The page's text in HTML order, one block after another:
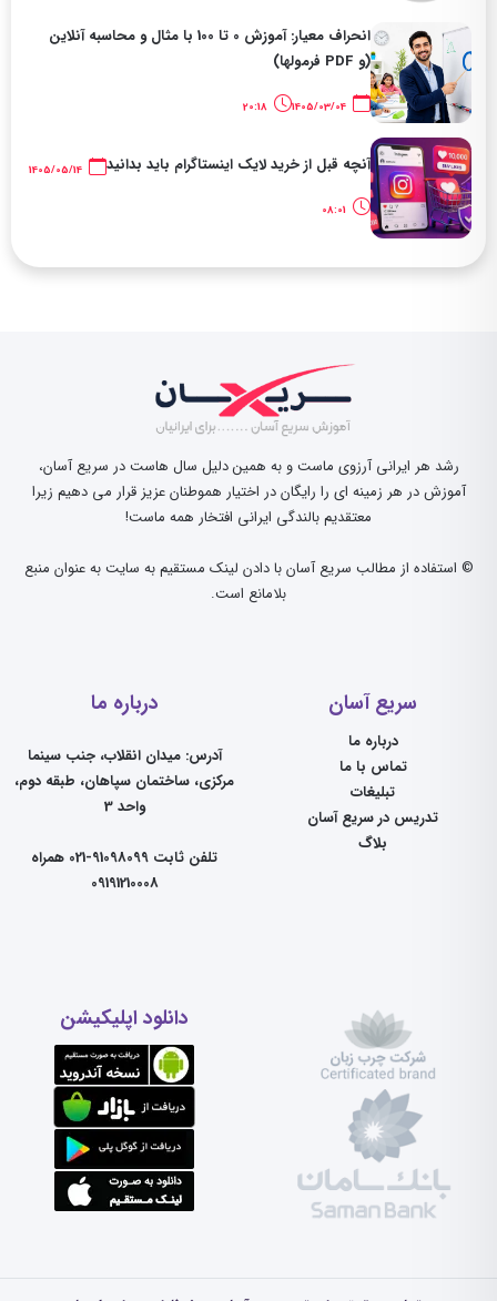
انحراف معیار: آموزش 0 تا 100 با مثال و محاسبه آنلاین
(و PDF فرمولها)
20:18
آنچه قبل از خرید لایک اینستاگرام باید بدانید
رشد هر ایرانی آرزوی ماست و به همین دلیل سال هاست در سریع آسان،
آموزش در هر زمینه ای را رایگان در اختیار هموطنان عزیز قرار می دهیم زیرا
معتقدیم بالندگی ایرانی افتخار همه ماست!
© استفاده از مطالب سریع آسان با دادن لینک مستقیم به سایت به عنوان منبع
بلامانع است.
سریع آسان
درباره ما
تماس با ما
تبلیغات
تدریس در سریع آسان
بلاگ
درباره ما
آدرس: میدان انقلاب، جنب سینما
مرکزی، ساختمان سپاهان، طبقه دوم،
واحد 3
تلفن ثابت 91098099-021 همراه
09191210008
دانلود اپلیکیشن